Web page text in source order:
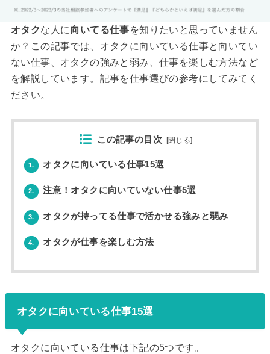
オタクな人に向いてる仕事を知りたいと思っていません
か？この記事では、オタクに向いている仕事と向いてい
ない仕事、オタクの強みと弱み、仕事を楽しむ方法など
を解説しています。記事を仕事選びの参考にしてみてく
ださい。
この記事の目次 [閉じる]
1. オタクに向いている仕事15選
2. 注意！オタクに向いていない仕事5選
3. オタクが持ってる仕事で活かせる強みと弱み
4. オタクが仕事を楽しむ方法
オタクに向いている仕事15選
オタクに向いている仕事は下記の5つです。